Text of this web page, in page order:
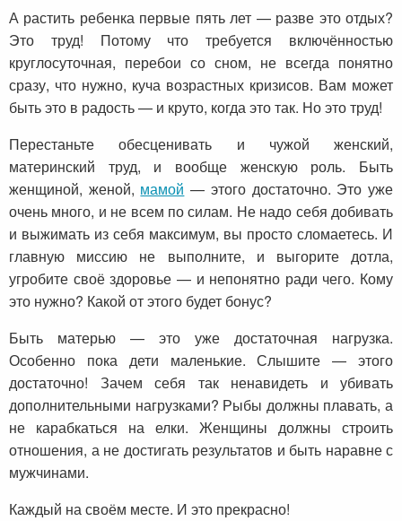
А растить ребенка первые пять лет — разве это отдых?
Это труд! Потому что требуется включённостью
круглосуточная, перебои со сном, не всегда понятно
сразу, что нужно, куча возрастных кризисов. Вам может
быть это в радость — и круто, когда это так. Но это труд!
Перестаньте обесценивать и чужой женский,
материнский труд, и вообще женскую роль. Быть
женщиной, женой, мамой — этого достаточно. Это уже
очень много, и не всем по силам. Не надо себя добивать
и выжимать из себя максимум, вы просто сломаетесь. И
главную миссию не выполните, и выгорите дотла,
угробите своё здоровье — и непонятно ради чего. Кому
это нужно? Какой от этого будет бонус?
Быть матерью — это уже достаточная нагрузка.
Особенно пока дети маленькие. Слышите — этого
достаточно! Зачем себя так ненавидеть и убивать
дополнительными нагрузками? Рыбы должны плавать, а
не карабкаться на елки. Женщины должны строить
отношения, а не достигать результатов и быть наравне с
мужчинами.
Каждый на своём месте. И это прекрасно!